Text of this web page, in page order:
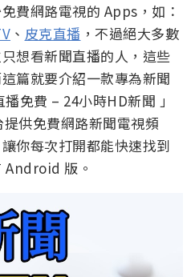
費網路電視的 Apps，如：
、 皮克直播 ，不過絕大多數
想看新聞直播的人，這些
篇就要介紹一款專為新聞
免費 – 24小時HD新聞 」
供免費網路新聞電視頻
你每次打開都能快速找到
Android 版。